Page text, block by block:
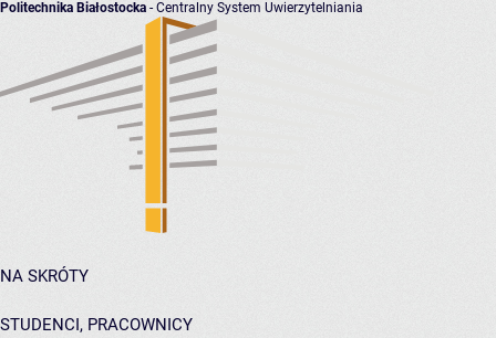
Politechnika Białostocka - Centralny System Uwierzytelniania
NA SKRÓTY
STUDENCI, PRACOWNICY